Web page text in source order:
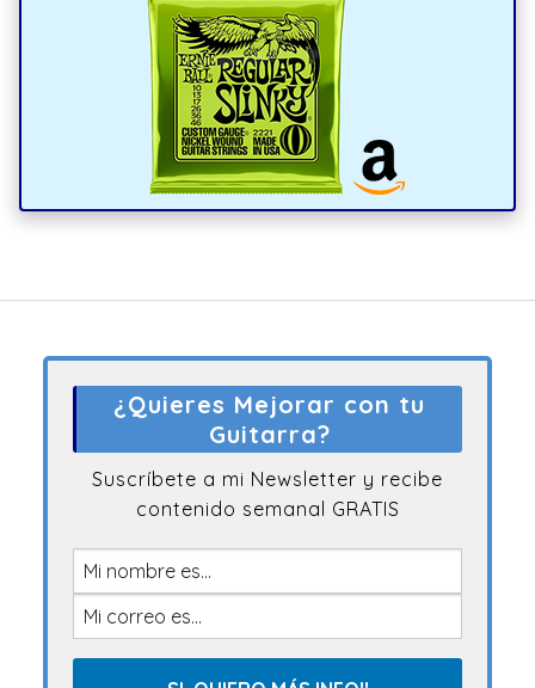
¿Quieres Mejorar con tu
Guitarra?
Suscríbete a mi Newsletter y recibe
contenido semanal GRATIS